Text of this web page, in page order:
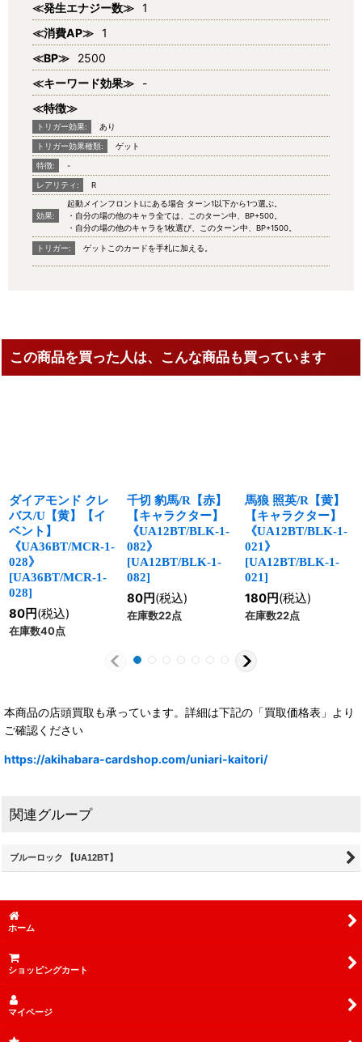
≪発生エナジー数≫ 1
≪消費AP≫ 1
≪BP≫
2500
≪キーワード効果≫
-
≪特徴≫
トリガー効果: あり
トリガー効果種類: ゲット
特徴: -
レアリティ: R
効果:
起動メインフロントLにある場合 ターン1以下から1つ選ぶ。
・自分の場の他のキャラ全ては、このターン中、BP+500。
・自分の場の他のキャラを1枚選び、このターン中、BP+1500。
トリガー: ゲットこのカードを手札に加える。
この商品を買った人は、こんな商品も買っています
ダイアモンド クレ
バス/U【黄】【イ
ベント】
《UA36BT/MCR-1-
028》
[UA36BT/MCR-1-
028]
80円(税込)
在庫数40点
千切 豹馬/R【赤】
【キャラクター】
《UA12BT/BLK-1-
082》
[UA12BT/BLK-1-
082]
80円(税込)
在庫数22点
馬狼 照英/R【黄】
【キャラクター】
《UA12BT/BLK-1-
021》
[UA12BT/BLK-1-
021]
180円(税込)
在庫数22点
本商品の店頭買取も承っています。詳細は下記の「買取価格表」より
ご確認ください
https://akihabara-cardshop.com/uniari-kaitori/
関連グループ
ブルーロック 【UA12BT】
ホーム
ショッピングカート
マイページ